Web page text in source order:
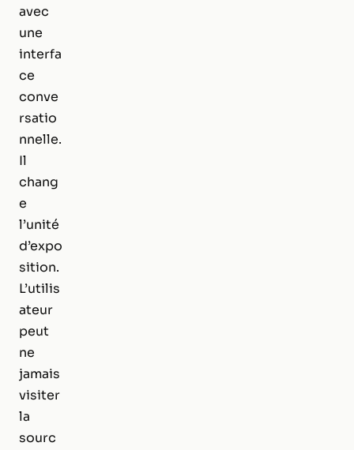
avec
une
interfa
ce
conve
rsatio
nnelle.
Il
chang
e
l’unité
d’expo
sition.
L’utilis
ateur
peut
ne
jamais
visiter
la
sourc